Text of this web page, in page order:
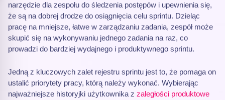
narzędzie dla zespołu do śledzenia postępów i upewnienia się,
że są na dobrej drodze do osiągnięcia celu sprintu. Dzieląc
pracę na mniejsze, łatwe w zarządzaniu zadania, zespół może
skupić się na wykonywaniu jednego zadania na raz, co
prowadzi do bardziej wydajnego i produktywnego sprintu.
Jedną z kluczowych zalet rejestru sprintu jest to, że pomaga on
ustalić priorytety pracy, którą należy wykonać. Wybierając
najważniejsze historyjki użytkownika z zaległości produktowe